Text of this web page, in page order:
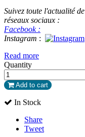
Suivez toute l'actualité
réseaux sociaux :
Facebook :
Instagram :
Read more
Quantity
Add to cart
In Stock
Share
Tweet